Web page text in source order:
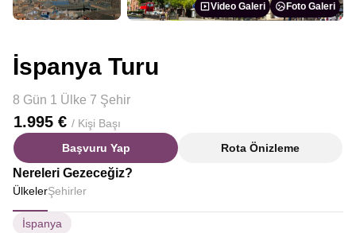
Video Galeri Foto Galeri
İspanya Turu
8 Gün 1 Ülke 7 Şehir
1.995 € / Kişi Başı
Başvuru Yap
Rota Önizleme
Nereleri Gezeceğiz?
ÜlkelerŞehirler
İspanya